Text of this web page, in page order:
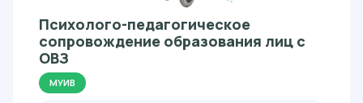
Психолого-педагогическое
сопровождение образования лиц с
ОВЗ
МУИВ